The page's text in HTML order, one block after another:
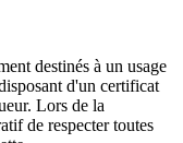
destinés à un usage
d'un certificat
Lors de la
de respecter toutes